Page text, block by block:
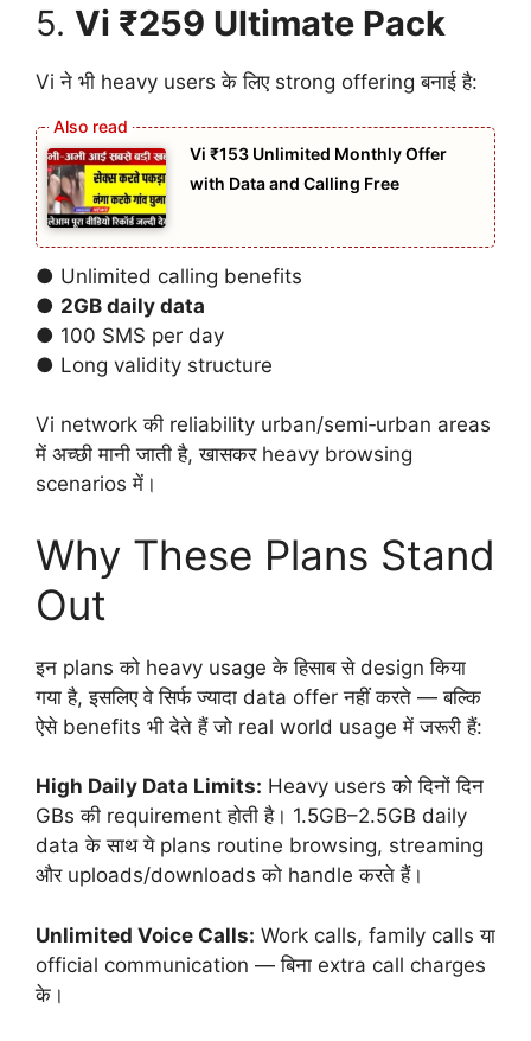
5. Vi ₹259 Ultimate Pack
Vi ने भी heavy users के लिए strong offering बनाई है:
Vi ₹153 Unlimited Monthly Offer
with Data and Calling Free
● Unlimited calling benefits
● 2GB daily data
● 100 SMS per day
● Long validity structure
Vi network की reliability urban/semi‑urban areas
में अच्छी मानी जाती है, खासकर heavy browsing
scenarios में।
Why These Plans Stand
Out
इन plans को heavy usage के हिसाब से design किया
गया है, इसलिए वे सिर्फ ज्यादा data offer नहीं करते — बल्कि
ऐसे benefits भी देते हैं जो real world usage में जरूरी हैं:
High Daily Data Limits: Heavy users को दिनों दिन
GBs की requirement होती है। 1.5GB–2.5GB daily
data के साथ ये plans routine browsing, streaming
और uploads/downloads को handle करते हैं।
Unlimited Voice Calls: Work calls, family calls या
official communication — बिना extra call charges
के।